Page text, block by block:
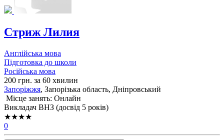
Стриж Лилия
Англійська мова
Підготовка до школи
Російська мова
200 грн. за 60 хвилин
Запоріжжя, Запорізька область, Дніпровський
Місце занять: Онлайн
Викладач ВНЗ (досвід 5 років)
★★★★
0